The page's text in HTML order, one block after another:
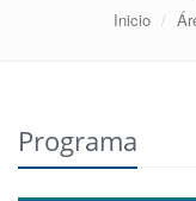
Inicio
Programa